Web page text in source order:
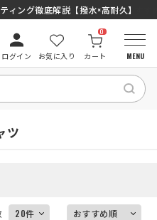
ィング徹底解説【撥水×高耐久】
インカムはどっち？初心者にもおすす
ログイン お気に入り カート
0
MENU
絞り込む
ツ